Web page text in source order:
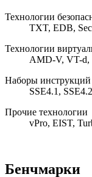
Технологии
TXT, EDB,
Технологии
AMD-V, VT-d,
Наборы инструкций
SSE4.1,
Прочие технологии
vPro, EIST,
Бенчмарки